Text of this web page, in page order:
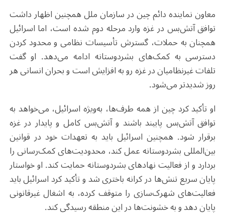
معاون نماینده دائم چین در سازمان ملل همچنین اظهار داشت
توافق آتش‌بس در غزه وارد مرحله دوم شده است، اما اسرائیل
همچنان به حملات، گسترش تأسیسات نظامی و محدود کردن
دسترسی به کمک‌های بشردوستانه ادامه می‌دهد. او گفت
تلفات غیرنظامیان در غزه رو به افزایش است و بحران انسانی هر
روز شدیدتر می‌شود.
او تأکید کرد چین از همه طرف‌ها، به‌ویژه اسرائیل، می‌خواهد به
توافق آتش‌بس پایبند باشند و آتش‌بس کامل و پایدار در غزه
برقرار شود. همچنین اسرائیل باید به تعهدات خود در قوانین
بین‌المللی بشردوستانه عمل کند، محدودیت‌های کمک‌رسانی را
بردارد و از فعالیت نهادهای بشردوستانه حمایت کند. او خواستار
پایان سریع تنش‌ها در کرانه باختری شد و تأکید کرد اسرائیل باید
فعالیت‌های شهرک‌سازی را متوقف کرده، به اشغال غیرقانونی
پایان دهد و به خشونت‌ها در این منطقه رسیدگی کند.